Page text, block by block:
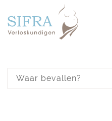
Navigation
Waar bevallen?